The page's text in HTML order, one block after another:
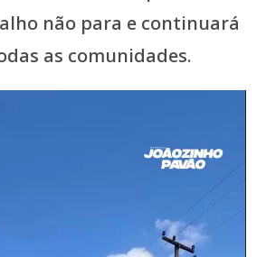
não para e continuará
as comunidades.